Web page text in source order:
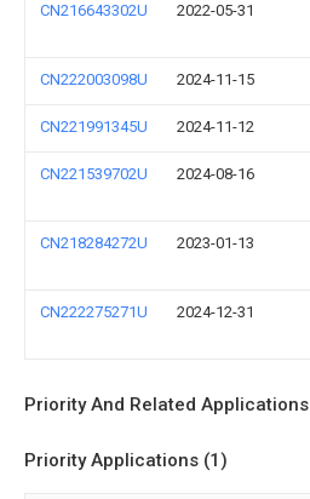
CN216643302U 2022-05-31
CN222003098U 2024-11-15
CN221991345U 2024-11-12
CN221539702U 2024-08-16
CN218284272U 2023-01-13
CN222275271U 2024-12-31
Priority And Related Applications
Priority Applications (1)